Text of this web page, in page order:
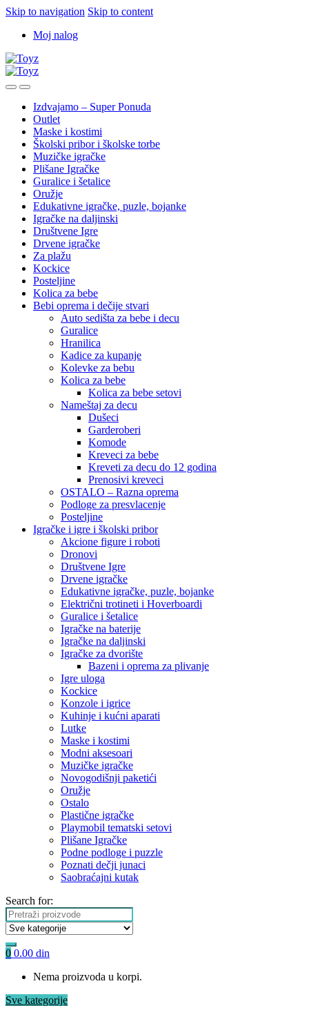
Skip to navigation Skip to content
Moj nalog
Izdvajamo – Super Ponuda
Outlet
Maske i kostimi
Školski pribor i školske torbe
Muzičke igračke
Plišane Igračke
Guralice i šetalice
Oružje
Edukativne igračke, puzle, bojanke
Igračke na daljinski
Društvene Igre
Drvene igračke
Za plažu
Kockice
Posteljine
Kolica za bebe
Bebi oprema i dečije stvari
Auto sedišta za bebe i decu
Guralice
Hranilica
Kadice za kupanje
Kolevke za bebu
Kolica za bebe
Kolica za bebe setovi
Nameštaj za decu
Dušeci
Garderoberi
Komode
Kreveci za bebe
Kreveti za decu do 12 godina
Prenosivi kreveci
OSTALO – Razna oprema
Podloge za presvlacenje
Posteljine
Igračke i igre i školski pribor
Akcione figure i roboti
Dronovi
Društvene Igre
Drvene igračke
Edukativne igračke, puzle, bojanke
Električni trotineti i Hoverboardi
Guralice i šetalice
Igračke na baterije
Igračke na daljinski
‎Igračke za dvorište
Bazeni i oprema za plivanje
Igre uloga
Kockice
Konzole i igrice
Kuhinje i kućni aparati
Lutke
Maske i kostimi
Modni aksesoari
Muzičke igračke
Novogodišnji paketići
Oružje
Ostalo
Plastične igračke
Playmobil tematski setovi
Plišane Igračke
Podne podloge i puzzle
Poznati dečji junaci
Saobraćajni kutak
Search for:
0 0.00 din
Nema proizvoda u korpi.
Sve kategorije